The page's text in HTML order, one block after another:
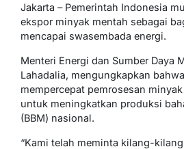
Jakarta – Pemerintah Indonesia
ekspor minyak mentah sebagai
mencapai swasembada energi.
Menteri Energi dan Sumber Daya
Lahadalia, mengungkapkan
mempercepat pemrosesan
untuk meningkatkan produksi
(BBM) nasional.
“Kami telah meminta kilang-